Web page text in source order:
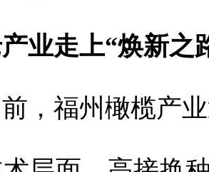
走上“焕新之
福州橄榄产业